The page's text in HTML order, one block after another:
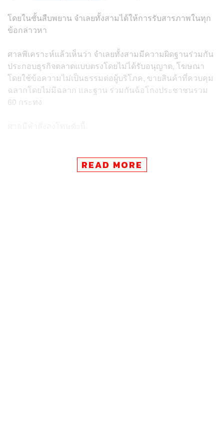
โดยในชั้นสืบพยาน จำเลยทั้งสามได้ให้การรับสารภาพในทุก
ข้อกล่าวหา
ศาลพิเคราะห์แล้วเห็นว่า จำเลยทั้งสามมีความผิดฐานร่วมกัน
ประกอบธุรกิจตลาดแบบตรงโดยไม่ได้รับอนุญาต, โฆษณา
โดยใช้ข้อความไม่เป็นธรรมต่อผู้บริโภค, ขายสินค้าที่ควบคุม
ฉลากโดยไม่มีฉลาก และฐาน ร่วมกันฉ้อโกงประชาชนรวม
60 กระทง
รวม 675,000 บาท
จำคุก กานต์พล และ กรกนก (จำเลยที่ 2-3) คนละ 360
READ MORE